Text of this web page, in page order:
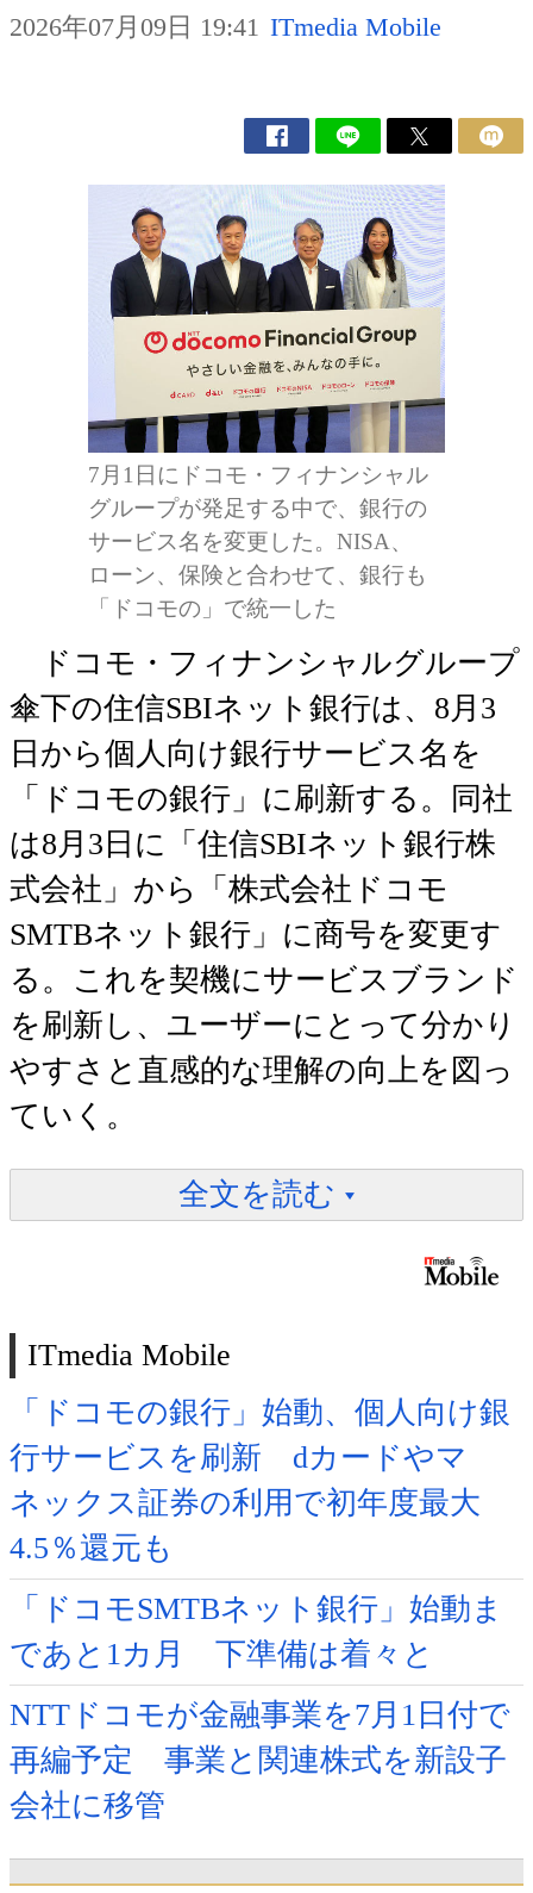
2026年07月09日 19:41 ITmedia Mobile
7月1日にドコモ・フィナンシャル
グループが発足する中で、銀行の
サービス名を変更した。NISA、
ローン、保険と合わせて、銀行も
「ドコモの」で統一した
ドコモ・フィナンシャルグループ
傘下の住信SBIネット銀行は、8月3
日から個人向け銀行サービス名を
「ドコモの銀行」に刷新する。同社
は8月3日に「住信SBIネット銀行株
式会社」から「株式会社ドコモ
SMTBネット銀行」に商号を変更す
る。これを契機にサービスブランド
を刷新し、ユーザーにとって分かり
やすさと直感的な理解の向上を図っ
ていく。
全文を読む
ITmedia Mobile
「ドコモの銀行」始動、個人向け銀
行サービスを刷新 dカードやマ
ネックス証券の利用で初年度最大
4.5％還元も
「ドコモSMTBネット銀行」始動ま
であと1カ月 下準備は着々と
NTTドコモが金融事業を7月1日付で
再編予定 事業と関連株式を新設子
会社に移管